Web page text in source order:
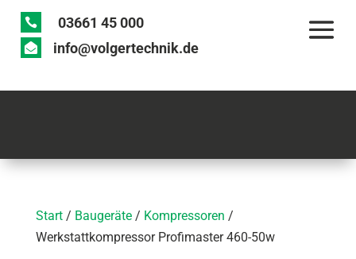
 03661 45 000
 info@volgertechnik.de
Start/ Baugeräte/ Kompressoren /
Werkstattkompressor Profimaster 460-50w